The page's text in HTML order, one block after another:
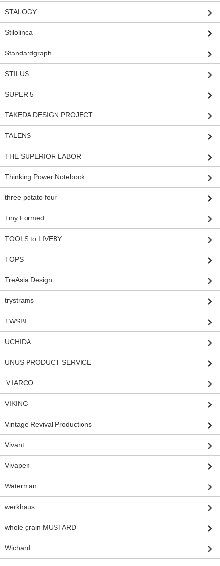
STALOGY
Stilolinea
Standardgraph
STILUS
SUPER 5
TAKEDA DESIGN PROJECT
TALENS
THE SUPERIOR LABOR
Thinking Power Notebook
three potato four
Tiny Formed
TOOLS to LIVEBY
TOPS
TreAsia Design
trystrams
TWSBI
UCHIDA
UNUS PRODUCT SERVICE
ＶIARCO
VIKING
Vintage Revival Productions
Vivant
Vivapen
Waterman
werkhaus
whole grain MUSTARD
Wichard